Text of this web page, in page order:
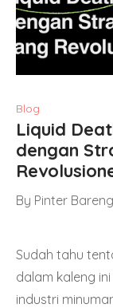
Blog
Liquid
dengan
By Pinter Bareng
Sudah tahu
dalam kaleng
industri